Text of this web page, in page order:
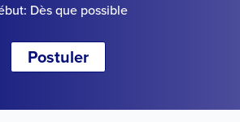
Dès que possible
Postuler